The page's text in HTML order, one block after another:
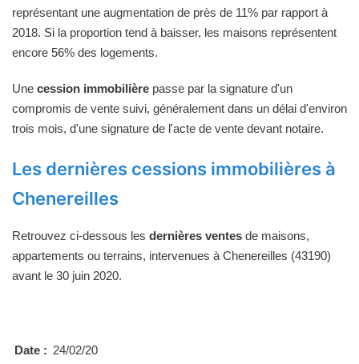
représentant une augmentation de près de 11% par rapport à
2018. Si la proportion tend à baisser, les maisons représentent
encore 56% des logements.
Une cession immobilière passe par la signature d'un
compromis de vente suivi, généralement dans un délai d'environ
trois mois, d'une signature de l'acte de vente devant notaire.
Les dernières cessions immobilières à
Chenereilles
Retrouvez ci-dessous les dernières ventes de maisons,
appartements ou terrains, intervenues à Chenereilles (43190)
avant le 30 juin 2020.
Date : 24/02/20